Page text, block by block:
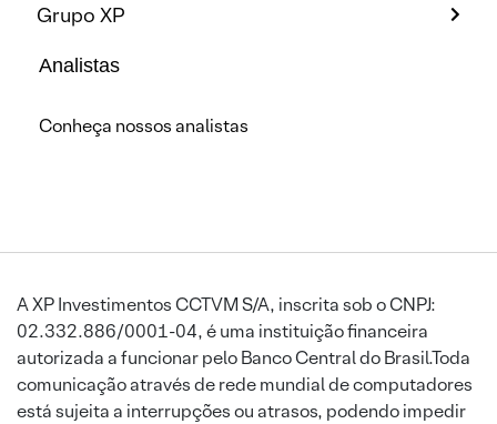
Grupo XP
Analistas
Conheça nossos analistas
A XP Investimentos CCTVM S/A, inscrita sob o CNPJ:
02.332.886/0001-04, é uma instituição financeira
autorizada a funcionar pelo Banco Central do Brasil.Toda
comunicação através de rede mundial de computadores
está sujeita a interrupções ou atrasos, podendo impedir